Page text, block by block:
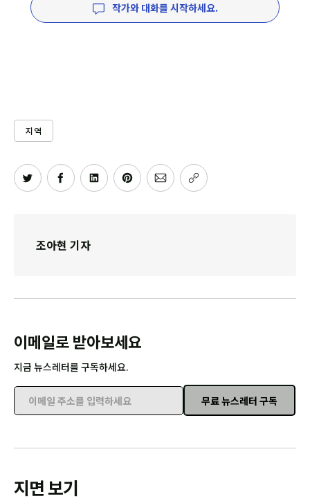
작가와 대화를 시작하세요.
지역
조아현 기자
이메일로 받아보세요
지금 뉴스레터를 구독하세요.
이메일 주소를 입력하세요
무료 뉴스레터 구독
지면 보기